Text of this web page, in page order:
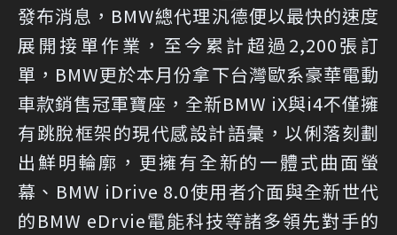
發布消息，BMW總代理汎德便以最快的速度
展開接單作業，至今累計超過2,200張訂
單，BMW更於本月份拿下台灣歐系豪華電動
車款銷售冠軍寶座，全新BMW iX與i4不僅擁
有跳脫框架的現代感設計語彙，以俐落刻劃
出鮮明輪廓，更擁有全新的一體式曲面螢
幕、BMW iDrive 8.0使用者介面與全新世代
的BMW eDrvie電能科技等諸多領先對手的